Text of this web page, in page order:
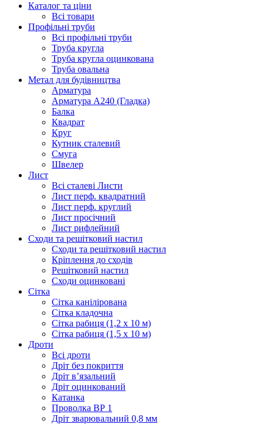
Каталог та ціни
Всі товари
Профільні труби
Всі профільні труби
Труба кругла
Труба кругла оцинкована
Труба овальна
Метал для будівництва
Арматура
Арматура А240 (Гладка)
Балка
Квадрат
Круг
Кутник сталевий
Смуга
Швелер
Лист
Всі сталеві Листи
Лист перф. квадратний
Лист перф. круглий
Лист просічний
Лист рифлейний
Сходи та решітковий настил
Сходи та решітковий настил
Кріплення до сходів
Решітковий настил
Сходи оцинковані
Сітка
Сітка канілірована
Сітка кладочна
Сітка рабиця (1,2 x 10 м)
Сітка рабиця (1,5 x 10 м)
Дроти
Всі дроти
Дріт без покриття
Дріт в’язальний
Дріт оцинкований
Катанка
Проволка ВР 1
Дріт зварювальний 0,8 мм